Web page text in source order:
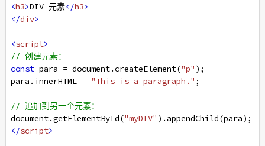
<h3>DIV 元素</h3>
</div>
<script>
// 创建元素：
const para = document.createElement("p" );
para . innerHTML = "This is a paragraph." ;
// 追加到另一个元素：
document.getElementById("myDIV" ).appendChild(para);
</script>